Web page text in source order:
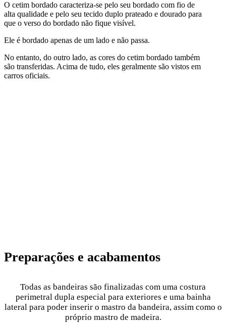
O cetim bordado caracteriza-se pelo seu bordado com fio de
alta qualidade e pelo seu tecido duplo prateado e dourado para
que o verso do bordado não fique visível.
Ele é bordado apenas de um lado e não passa.
No entanto, do outro lado, as cores do cetim bordado também
são transferidas. Acima de tudo, eles geralmente são vistos em
carros oficiais.
Preparações e acabamentos
Todas as bandeiras são finalizadas com uma costura
perimetral dupla especial para exteriores e uma bainha
lateral para poder inserir o mastro da bandeira, assim como o
próprio mastro de madeira.